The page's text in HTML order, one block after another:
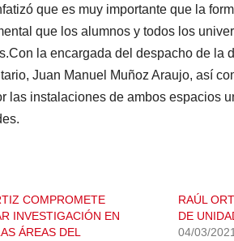
que es muy importante que la
que los alumnos y todos los
la encargada del despacho de la
Juan Manuel Muñoz Araujo, así
las instalaciones de ambos espacios
COMPROMETE
INVESTIGACIÓN EN
ÁREAS DEL
RAÚL
DE
04/03/